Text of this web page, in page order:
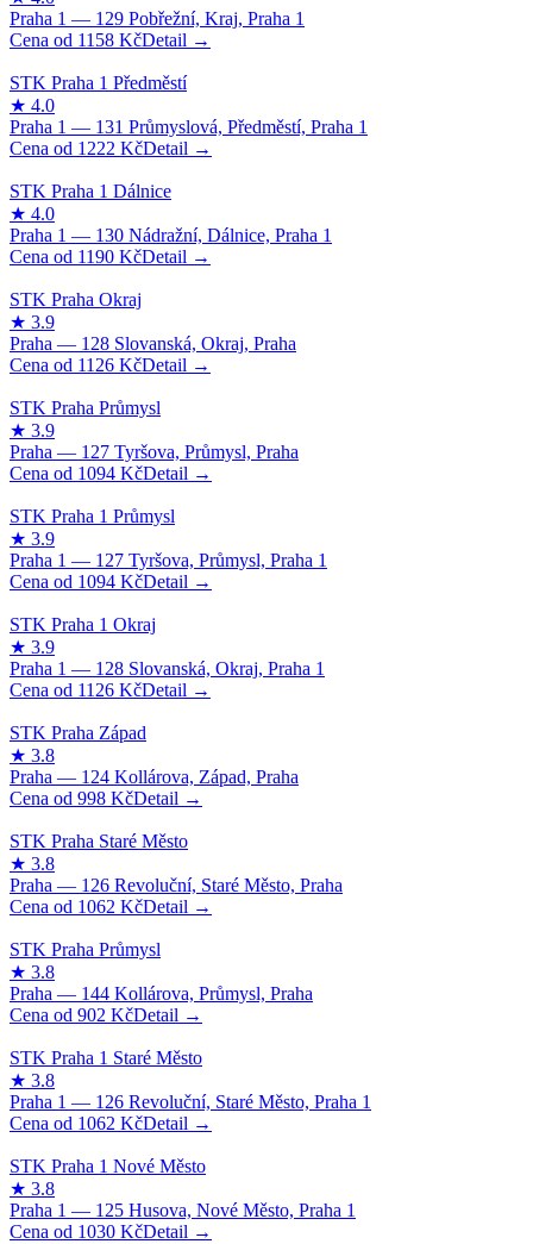
1158 Kč
1222 Kč
1190 Kč
1126 Kč
1094 Kč
1094 Kč
1126 Kč
998 Kč
1062 Kč
902 Kč
1062 Kč
1030 Kč